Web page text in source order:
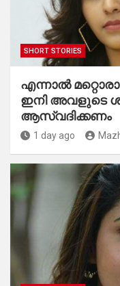
SHORT STORIES
എന്നാൽ
ഇനി അവളുടെ
ആസ്വദിക്കണം
1 day ago